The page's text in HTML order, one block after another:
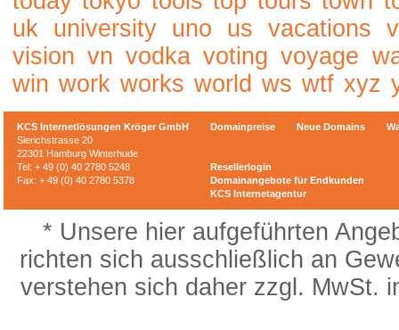
uk
university uno us vacations
vision vn vodka voting voyage
win work works world ws wtf xyz
KCS Internetlösungen Kröger GmbH
Sierichstrasse 20
22301 Hamburg Winterhude
Tel: + 49 (0) 40 2780 5248
Fax: + 49 (0) 40 2780 5378
Domainpreise Neue Domains
Resellerlogin
Domainangebote für Endkunden
KCS Internetagentur
* Unsere hier aufgeführten
richten sich ausschließlich an
verstehen sich daher zzgl. MwSt.